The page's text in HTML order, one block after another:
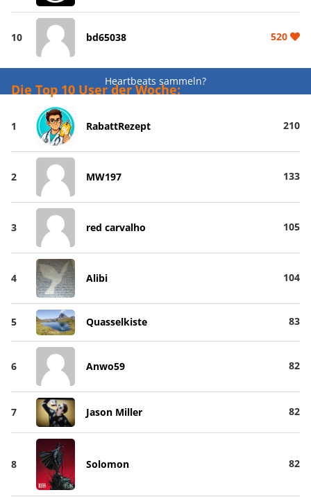
10 bd65038 520
Heartbeats sammeln?
Die Top 10 User der Woche:
1 RabattRezept 210
2 MW197 133
3 red carvalho 105
4 Alibi 104
5 Quasselkiste 83
6 Anwo59 82
7 Jason Miller 82
8 Solomon 82